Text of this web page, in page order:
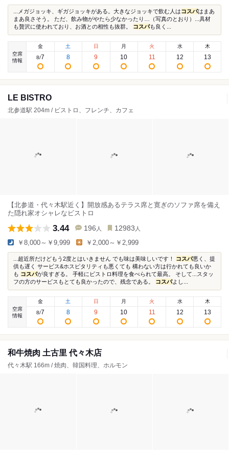
...メガジョッキ、ギガジョッキがある。大きなジョッキで飲む人はコスパはまあ
まあ良さそう。 ただ、飲み物がやたら少なかったり…（写真のとおり）...具材
も贅沢に使われており、お酒との相性も抜群。 コスパも良く...
空席
情報
金
8/7
土
8
日
9
月
10
火
11
水
12
木
13
LE BISTRO
北参道駅 204m / ビストロ、フレンチ、カフェ
【北参道・代々木駅近く】開放感あるテラス席と寛ぎのソファ席を備え
た隠れ家オシャレなビストロ
3.44 196 人 12983 人
￥8,000～￥9,999 ￥2,000～￥2,999
...超近所だけどもう2度とはいきません でも味は美味しいです！ コスパ悪く、提
供も遅く サービス&ホスピタリティも悪くても 構わない方は行かれても良いか
も コスパが良すぎる。 手軽にビストロ料理を食べられて最高。 そして...スタッ
フの方のサービスもとても良かったので、残念である。 コスパよし...
空席
情報
金
8/7
土
8
日
9
月
10
火
11
水
12
木
13
和牛焼肉 土古里 代々木店
代々木駅 166m / 焼肉、韓国料理、ホルモン